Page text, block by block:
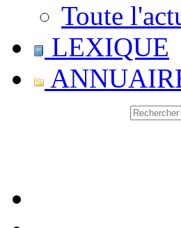
Toute
LEXIQUE